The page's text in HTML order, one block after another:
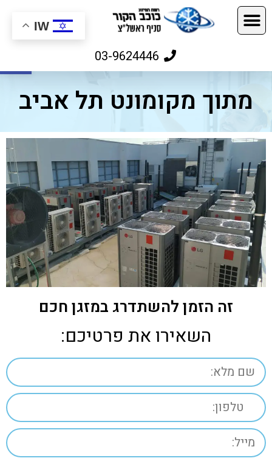
03-9624446
מתוך מקומונט תל אביב
זה הזמן להשתדרג במזגן חכם
השאירו את פרטיכם:
IW